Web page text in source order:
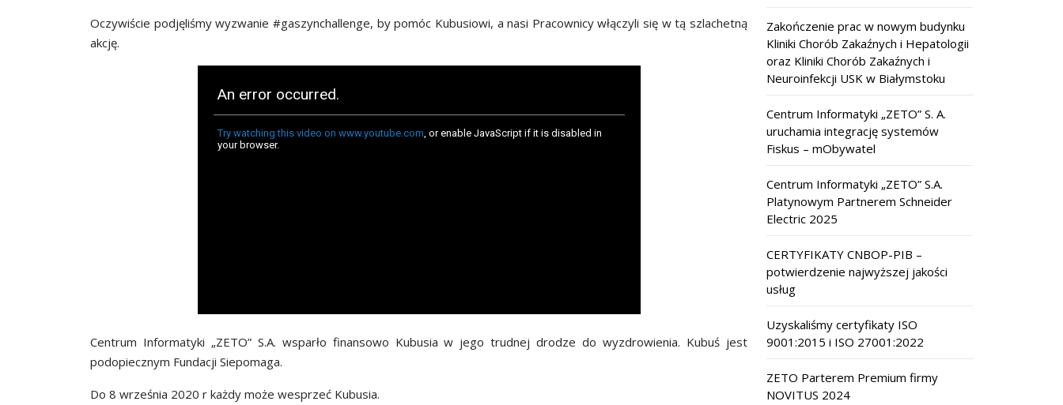
Oczywiście podjęliśmy wyzwanie #gaszynchallenge, by pomóc Kubusiowi, a nasi Pracownicy włączyli się w tą szlachetną
akcję.
Centrum Informatyki „ZETO” S.A. wsparło finansowo Kubusia w jego trudnej drodze do wyzdrowienia. Kubuś jest
podopiecznym Fundacji Siepomaga.
Do 8 września 2020 r każdy może wesprzeć Kubusia.
Zakończenie prac w nowym budynku
Kliniki Chorób Zakaźnych i Hepatologii
oraz Kliniki Chorób Zakaźnych i
Neuroinfekcji USK w Białymstoku
Centrum Informatyki „ZETO” S. A.
uruchamia integrację systemów
Fiskus – mObywatel
Centrum Informatyki „ZETO” S.A.
Platynowym Partnerem Schneider
Electric 2025
CERTYFIKATY CNBOP-PIB –
potwierdzenie najwyższej jakości
usług
Uzyskaliśmy certyfikaty ISO
9001:2015 i ISO 27001:2022
ZETO Parterem Premium firmy
NOVITUS 2024